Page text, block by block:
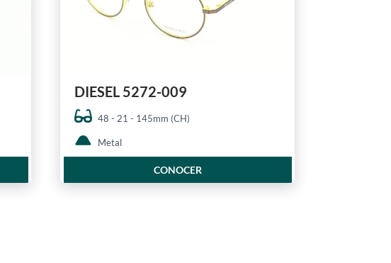
DIESEL 5272-009
48 - 21 - 145mm (CH)
Metal
CONOCER